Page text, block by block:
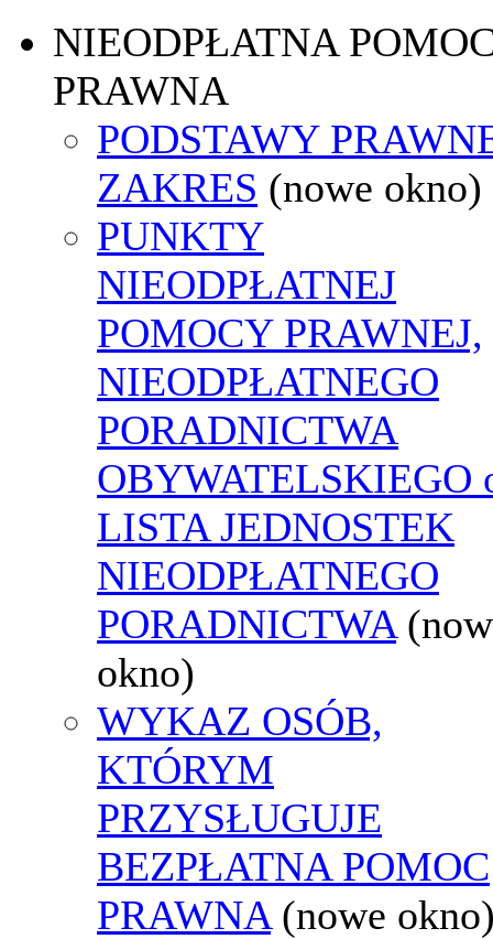
NIEODPŁATNA
PRAWNA
PODSTAWY
ZAKRES (nowe okno)
PUNKTY
NIEODPŁATNEJ
POMOCY PRAWNEJ,
NIEODPŁATNEGO
PORADNICTWA
OBYWATELSKIEGO
LISTA JEDNOSTEK
NIEODPŁATNEGO
PORADNICTWA
okno)
WYKAZ OSÓB,
KTÓRYM
PRZYSŁUGUJE
BEZPŁATNA POMOC
PRAWNA (nowe